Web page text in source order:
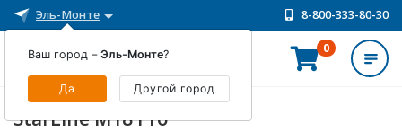
Эль-Монте 8-800-333-80-30
ИНТЕРНЕТ-МАГАЗИН
0
StarLine M18 Pro
Ваш город – Эль-Монте?
Да Другой город